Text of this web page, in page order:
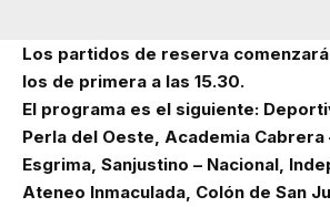
Los partidos de reserva
los de primera a las 15.30.
El programa es el siguiente:
Perla del Oeste, Academia Cabrera
Esgrima, Sanjustino – Nacional,
Ateneo Inmaculada, Colón de San